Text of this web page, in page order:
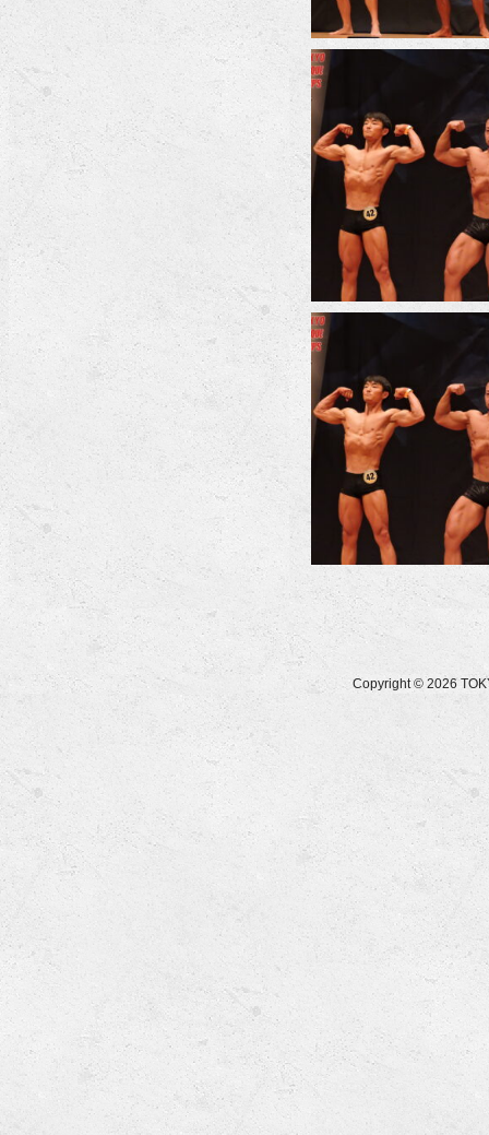
Copyright © 2026